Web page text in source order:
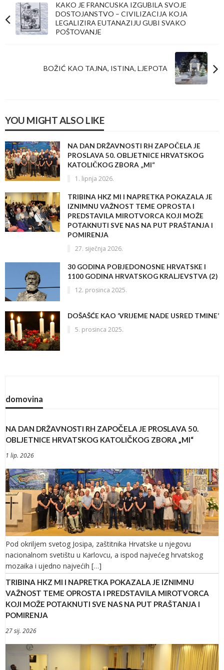
KAKO JE FRANCUSKA IZGUBILA SVOJE
DOSTOJANSTVO – CIVILIZACIJA KOJA
LEGALIZIRA EUTANAZIJU GUBI SVAKO
POŠTOVANJE
BOŽIĆ KAO TAJNA, ISTINA, LJEPOTA
YOU MIGHT ALSO LIKE
NA DAN DRŽAVNOSTI RH ZAPOČELA JE
PROSLAVA 50. OBLJETNICE HRVATSKOG
KATOLIČKOG ZBORA „MI“
1. lipnja 2026.
TRIBINA HKZ MI I NAPRETKA POKAZALA JE
IZNIMNU VAŽNOST TEME OPROSTA I
PREDSTAVILA MIROTVORCA KOJI MOŽE
POTAKNUTI SVE NAS NA PUT PRAŠTANJA I
POMIRENJA
27. siječnja 2026.
30 GODINA POBJEDONOSNE HRVATSKE I
1100 GODINA HRVATSKOG KRALJEVSTVA (2)
12. prosinca 2025.
DOŠAŠĆE KAO ‘VRIJEME NADE USRED TMINE’
5. prosinca 2025.
domovina
NA DAN DRŽAVNOSTI RH ZAPOČELA JE PROSLAVA 50.
OBLJETNICE HRVATSKOG KATOLIČKOG ZBORA „MI“
1 lip. 2026
Pod okriljem svetog Josipa, zaštitnika Hrvatske u njegovu
nacionalnom svetištu u Karlovcu, a ispod najvećeg hrvatskog
mozaika i ujedno najvećih […]
TRIBINA HKZ MI I NAPRETKA POKAZALA JE IZNIMNU
VAŽNOST TEME OPROSTA I PREDSTAVILA MIROTVORCA
KOJI MOŽE POTAKNUTI SVE NAS NA PUT PRAŠTANJA I
POMIRENJA
27 sij. 2026